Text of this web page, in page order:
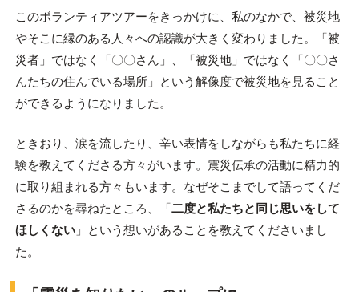
このボランティアツアーをきっかけに、私のなかで、被災地
やそこに縁のある人々への認識が大きく変わりました。「被
災者」ではなく「〇〇さん」、「被災地」ではなく「〇〇さ
んたちの住んでいる場所」という解像度で被災地を見ること
ができるようになりました。
ときおり、涙を流したり、辛い表情をしながらも私たちに経
験を教えてくださる方々がいます。震災伝承の活動に精力的
に取り組まれる方々もいます。なぜそこまでして語ってくだ
さるのかを尋ねたところ、「二度と私たちと同じ思いをして
ほしくない」という想いがあることを教えてくださいまし
た。